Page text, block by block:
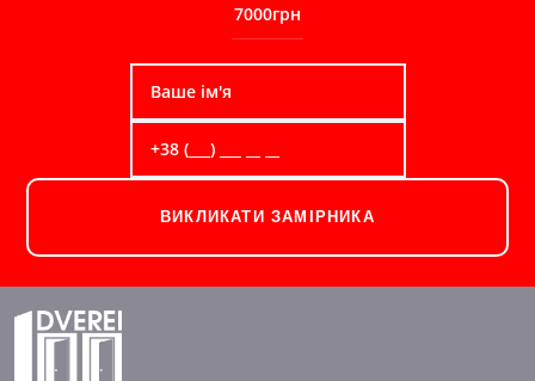
7000грн
ВИКЛИКАТИ ЗАМІРНИКА